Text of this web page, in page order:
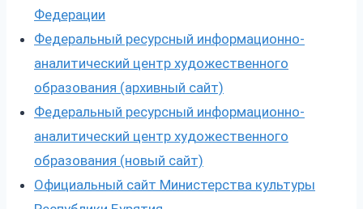
Федерации
Федеральный ресурсный информационно-
аналитический центр художественного
образования (архивный сайт)
Федеральный ресурсный информационно-
аналитический центр художественного
образования (новый сайт)
Официальный сайт Министерства культуры